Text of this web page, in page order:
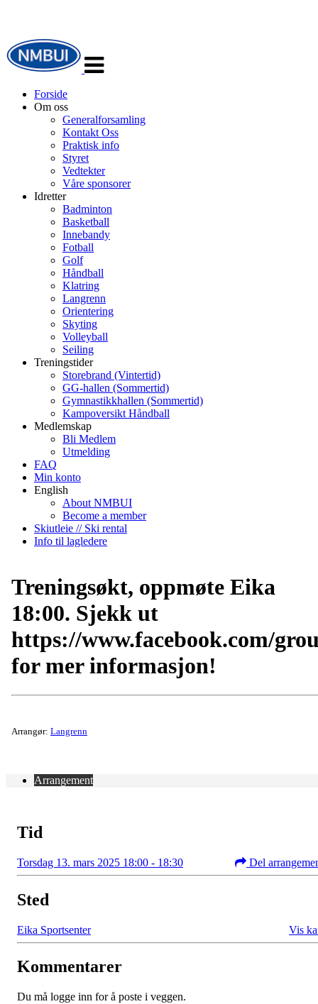
navigasjon
Forside
Om oss
Generalforsamling
Kontakt Oss
Praktisk info
Styret
Vedtekter
Våre sponsorer
Idretter
Badminton
Basketball
Innebandy
Fotball
Golf
Håndball
Klatring
Langrenn
Orientering
Skyting
Volleyball
Seiling
Treningstider
Storebrand (Vintertid)
GG-hallen (Sommertid)
Gymnastikkhallen (Sommertid)
Kampoversikt Håndball
Medlemskap
Bli Medlem
Utmelding
FAQ
Min konto
English
About NMBUI
Become a member
Skiutleie // Ski rental
Info til lagledere
Treningsøkt, oppmøte Eika
18:00. Sjekk ut
https://www.facebook.com/
for mer informasjon!
Arrangør: Langrenn
Arrangement
Tid
Torsdag 13. mars 2025 18:00 - 18:30 Del
Sted
Eika Sportsenter Vis
Kommentarer
Du må logge inn for å poste i veggen.